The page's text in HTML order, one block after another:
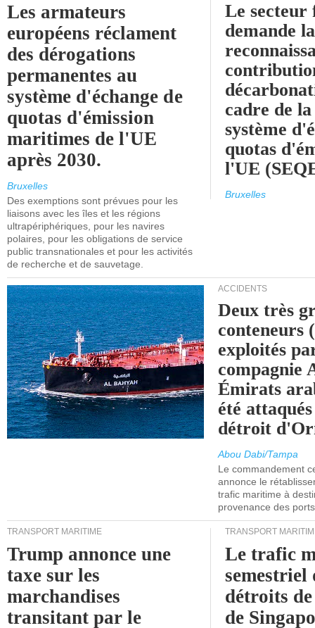
Les armateurs
européens réclament
des dérogations
permanentes au
système d'échange de
quotas d'émission
maritimes de l'UE
après 2030.
Bruxelles
Des exemptions sont prévues pour les
liaisons avec les îles et les régions
ultrapériphériques, pour les navires
polaires, pour les obligations de service
public transnationales et pour les activités
de recherche et de sauvetage.
Le
demande la
cadre de
système
quotas
l'UE
Bruxelles
ACCIDENTS
Deux très
conteneurs
exploités
compagnie
Émirats
été
détroit
Abou Dabi/Tampa
Le commandement
annonce le
trafic maritime à
provenance des
TRANSPORT MARITIME
Trump annonce une
taxe sur les
marchandises
transitant par le
TRANSPORT
Le trafic
semestriel
détroits
de